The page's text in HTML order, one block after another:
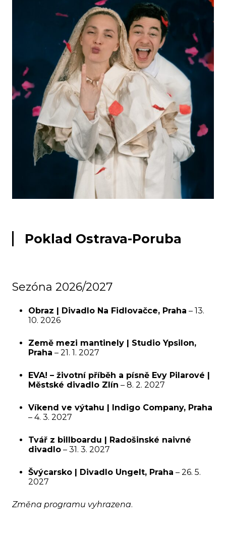
Poklad Ostrava-Poruba
Sezóna 2026/2027
Obraz | Divadlo Na Fidlovačce, Praha – 13.
10. 2026
Země mezi mantinely | Studio Ypsilon,
Praha – 21. 1. 2027
EVA! – životní příběh a písně Evy Pilarové |
Městské divadlo Zlín – 8. 2. 2027
Víkend ve výtahu | Indigo Company, Praha
– 4. 3. 2027
Tvář z billboardu | Radošinské naivné
divadlo – 31. 3. 2027
Švýcarsko | Divadlo Ungelt, Praha – 26. 5.
2027
Změna programu vyhrazena.